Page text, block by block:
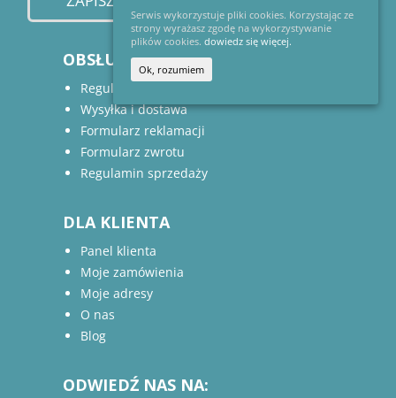
OBSŁUGA KLIENTA:
Regulamin Sklepu
Wysyłka i dostawa
Formularz reklamacji
Formularz zwrotu
Regulamin sprzedaży
DLA KLIENTA
Panel klienta
Moje zamówienia
Moje adresy
O nas
Blog
ODWIEDŹ NAS NA:
Serwis wykorzystuje pliki cookies. Korzystając ze
strony wyrażasz zgodę na wykorzystywanie
plików cookies. dowiedz się więcej.
Ok, rozumiem